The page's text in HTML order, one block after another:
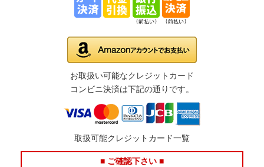
お取扱い可能なクレジットカード
コンビニ決済は下記の通りです。
取扱可能クレジットカード一覧
■ ご確認下さい ■